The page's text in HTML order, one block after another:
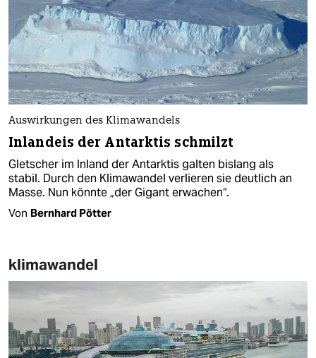
Auswirkungen des Klimawandels
Inlandeis der Antarktis schmilzt
Gletscher im Inland der Antarktis galten bislang als
stabil. Durch den Klimawandel verlieren sie deutlich an
Masse. Nun könnte „der Gigant erwachen“.
Von Bernhard Pötter
klimawandel